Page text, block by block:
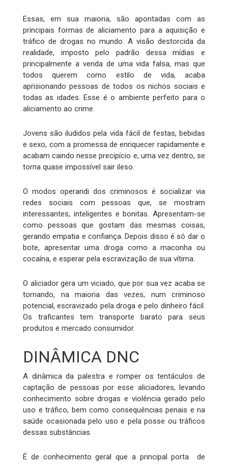
Essas, em sua maioria, são apontadas com as
principais formas de aliciamento para a aquisição e
tráfico de drogas no mundo. A visão destorcida da
realidade, imposto pelo padrão dessa mídias e
principalmente a venda de uma vida falsa, mas que
todos querem como estilo de vida, acaba
aprisionando pessoas de todos os nichos sociais e
todas as idades. Esse é o ambiente perfeito para o
aliciamento ao crime.
Jovens são iludidos pela vida fácil de festas, bebidas
e sexo, com a promessa de enriquecer rapidamente e
acabam caindo nesse precipício e, uma vez dentro, se
torna quase impossível sair ileso.
O modos operandi dos criminosos é socializar via
redes sociais com pessoas que, se mostram
interessantes, inteligentes e bonitas. Apresentam-se
como pessoas que gostam das mesmas coisas,
gerando empatia e confiança. Depois disso é só dar o
bote, apresentar uma droga como a maconha ou
cocaína, e esperar pela escravização de sua vítima.
O aliciador gera um viciado, que por sua vez acaba se
tornando, na maioria das vezes, num criminoso
potencial, escravizado pela droga e pelo dinheiro fácil.
Os traficantes tem transporte barato para seus
produtos e mercado consumidor.
DINÂMICA DNC
A dinâmica da palestra e romper os tentáculos de
captação de pessoas por esse aliciadores, levando
conhecimento sobre drogas e violência gerado pelo
uso e tráfico, bem como consequências penais e na
saúde ocasionada pelo uso e pela posse ou tráficos
dessas substâncias.
É de conhecimento geral que a principal porta de